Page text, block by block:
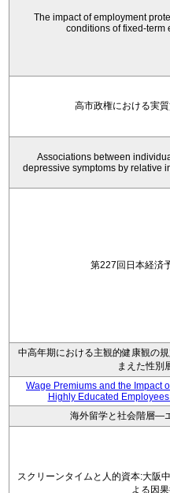
The impact of employment
conditions of fixed-term
高市政権における実
Associations between
depressive symptoms by relative
第227回日本経済
中高年期における主観的健康観の
まえた性別
Wage Premiums and the Impact
Highly Educated
海外留学と社会階層―
スクリーンタイムと人的資本:大阪
よる因